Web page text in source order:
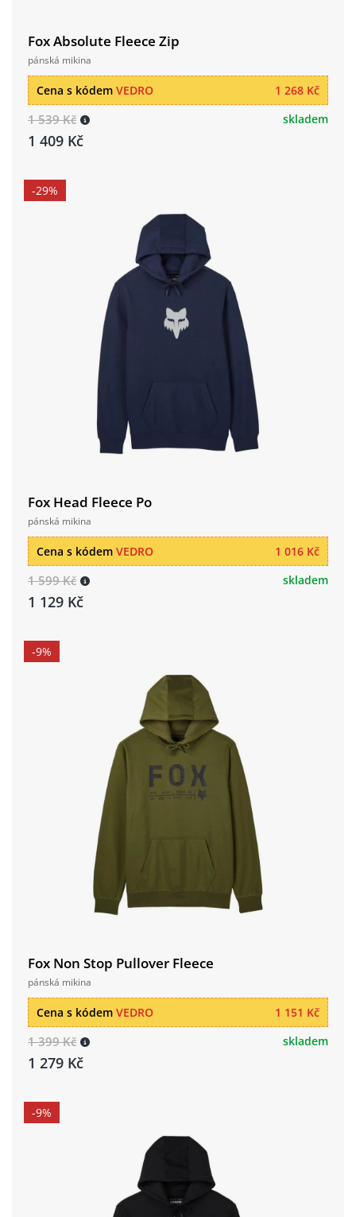
Fox Absolute Fleece Zip
pánská mikina
1 268 Kč
Cena s kódem VEDRO
1 539 Kč
1 409 Kč
skladem
-29%
Fox Head Fleece Po
pánská mikina
1 016 Kč
Cena s kódem VEDRO
1 599 Kč
1 129 Kč
skladem
-9%
Fox Non Stop Pullover Fleece
pánská mikina
1 151 Kč
Cena s kódem VEDRO
1 399 Kč
1 279 Kč
skladem
-9%